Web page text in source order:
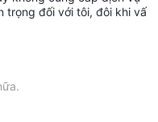
trọng đối với tôi, đôi khi vấ